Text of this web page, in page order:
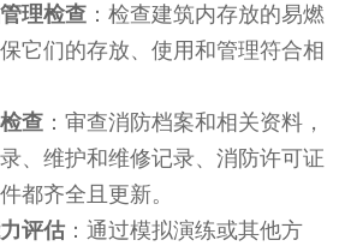
理检查 ：检查建筑内存放的易燃
它们的存放、使用和管理符合相
查 ：审查消防档案和相关资料，
、维护和维修记录、消防许可证
都齐全且更新。
评估：通过模拟演练或其他方